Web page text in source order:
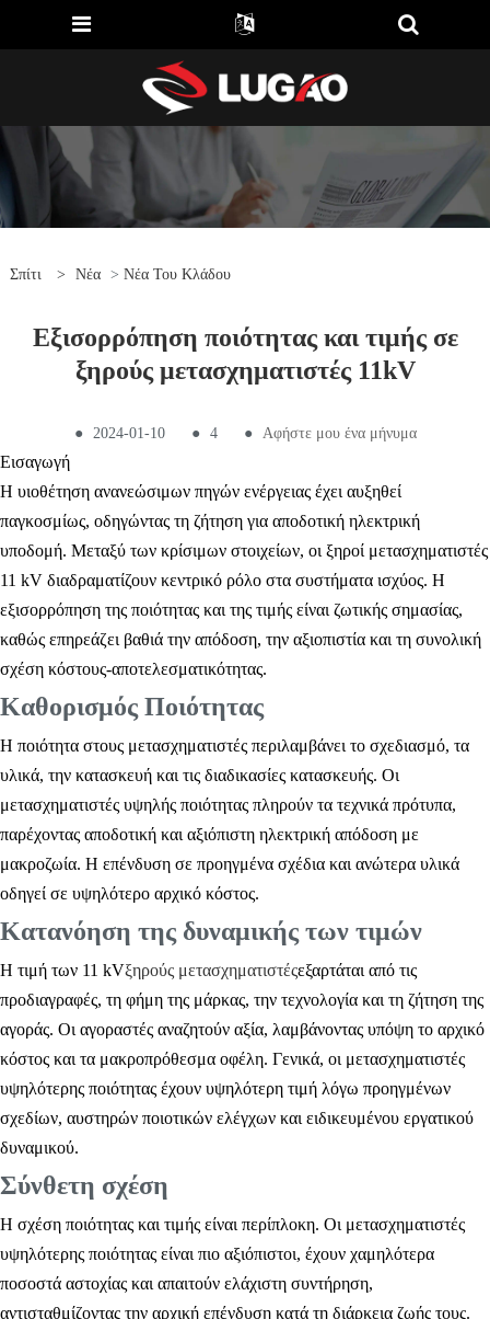
Σπίτι > Νέα > Νέα Του Κλάδου
Εξισορρόπηση ποιότητας και τιμής σε
ξηρούς μετασχηματιστές 11kV
● 2024-01-10 ● 4 ● Αφήστε μου ένα μήνυμα
Εισαγωγή
Η υιοθέτηση ανανεώσιμων πηγών ενέργειας έχει αυξηθεί
παγκοσμίως, οδηγώντας τη ζήτηση για αποδοτική ηλεκτρική
υποδομή. Μεταξύ των κρίσιμων στοιχείων, οι ξηροί μετασχηματιστές
11 kV διαδραματίζουν κεντρικό ρόλο στα συστήματα ισχύος. Η
εξισορρόπηση της ποιότητας και της τιμής είναι ζωτικής σημασίας,
καθώς επηρεάζει βαθιά την απόδοση, την αξιοπιστία και τη συνολική
σχέση κόστους-αποτελεσματικότητας.
Καθορισμός Ποιότητας
Η ποιότητα στους μετασχηματιστές περιλαμβάνει το σχεδιασμό, τα
υλικά, την κατασκευή και τις διαδικασίες κατασκευής. Οι
μετασχηματιστές υψηλής ποιότητας πληρούν τα τεχνικά πρότυπα,
παρέχοντας αποδοτική και αξιόπιστη ηλεκτρική απόδοση με
μακροζωία. Η επένδυση σε προηγμένα σχέδια και ανώτερα υλικά
οδηγεί σε υψηλότερο αρχικό κόστος.
Κατανόηση της δυναμικής των τιμών
Η τιμή των 11 kVξηρούς μετασχηματιστέςεξαρτάται από τις
προδιαγραφές, τη φήμη της μάρκας, την τεχνολογία και τη ζήτηση της
αγοράς. Οι αγοραστές αναζητούν αξία, λαμβάνοντας υπόψη το αρχικό
κόστος και τα μακροπρόθεσμα οφέλη. Γενικά, οι μετασχηματιστές
υψηλότερης ποιότητας έχουν υψηλότερη τιμή λόγω προηγμένων
σχεδίων, αυστηρών ποιοτικών ελέγχων και ειδικευμένου εργατικού
δυναμικού.
Σύνθετη σχέση
Η σχέση ποιότητας και τιμής είναι περίπλοκη. Οι μετασχηματιστές
υψηλότερης ποιότητας είναι πιο αξιόπιστοι, έχουν χαμηλότερα
ποσοστά αστοχίας και απαιτούν ελάχιστη συντήρηση,
αντισταθμίζοντας την αρχική επένδυση κατά τη διάρκεια ζωής τους.